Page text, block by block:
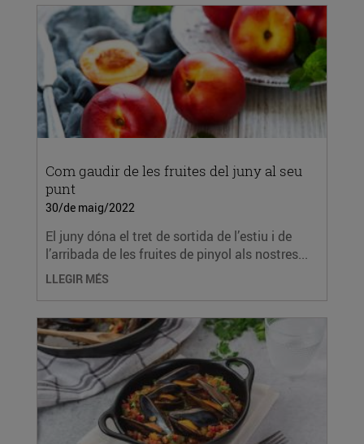
Com gaudir de les fruites del juny al seu
punt
30/de maig/2022
El juny dóna el tret de sortida de l’estiu i de
l’arribada de les fruites de pinyol als nostres...
LLEGIR MÉS